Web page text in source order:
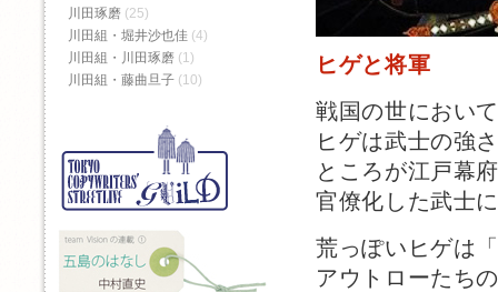
ヒゲと将軍
戦国の世におい
ヒゲは武士の強
ところが江戸幕
官僚化した武士
荒っぽいヒゲは
アウトローたち
川田琢磨 (25)
川田組・堀井沙也佳 (4)
川田組・川田琢磨 (1)
川田組・藤曲旦子 (10)